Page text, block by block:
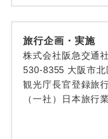
旅行企画・実施
株式会社阪急交通社
530-8355 大阪市
観光庁長官登録旅
（一社）日本旅行